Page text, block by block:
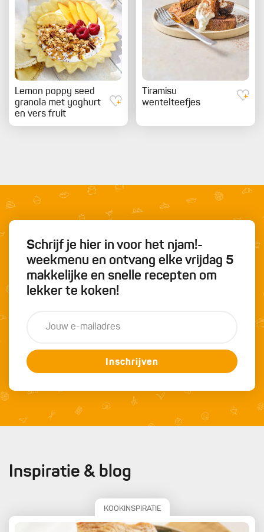
Lemon poppy seed
granola met yoghurt
en vers fruit
Tiramisu
wentelteefjes
Schrijf je hier in voor het njam!-
weekmenu en ontvang elke vrijdag 5
makkelijke en snelle recepten om
lekker te koken!
Inschrijven
Inspiratie & blog
KOOKINSPIRATIE